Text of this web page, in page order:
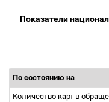
Показатели
По состоянию на
Количество карт в